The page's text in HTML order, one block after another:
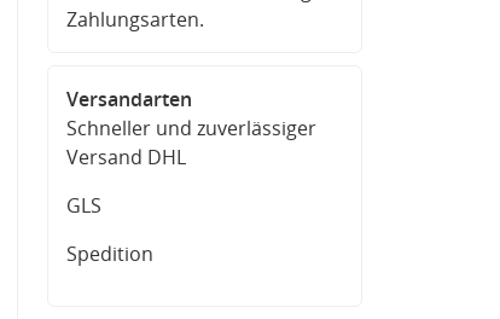
Zahlungsarten.
Versandarten
Schneller und zuverlässiger
Versand DHL
GLS
Spedition